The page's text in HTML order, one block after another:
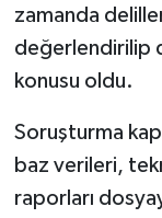
zamanda
değerlendirilip
konusu oldu.
Soruşturma
baz verileri,
raporları